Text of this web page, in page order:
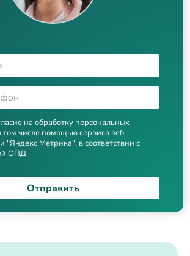
наобработку персональных
том числе помощью сервиса веб-
"Яндекс.Метрика", в соответствии с
ОПД
Отправить